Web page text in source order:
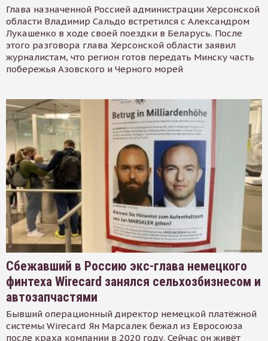
Глава назначенной Россией администрации Херсонской
области Владимир Сальдо встретился с Александром
Лукашенко в ходе своей поездки в Беларусь. После
этого разговора глава Херсонской области заявил
журналистам, что регион готов передать Минску часть
побережья Азовского и Черного морей
Сбежавший в Россию экс-глава немецкого
финтеха Wirecard занялся сельхозбизнесом и
автозапчастями
Бывший операционный директор немецкой платёжной
системы Wirecard Ян Марсалек бежал из Евросоюза
после краха компании в 2020 году. Сейчас он живёт